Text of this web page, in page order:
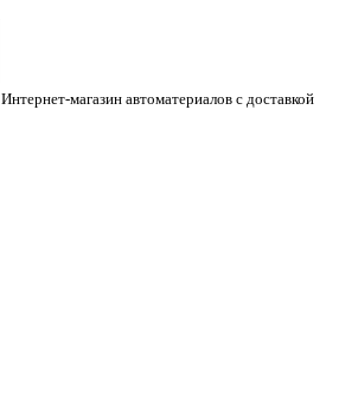
Интернет-магазин автоматериалов с доставкой